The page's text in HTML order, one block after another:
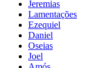
Jeremias
Lamentações
Ezequiel
Daniel
Oseias
Joel